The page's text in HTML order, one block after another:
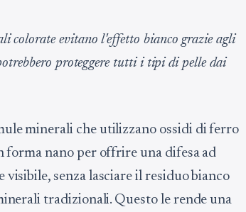
colorate evitano l'effetto bianco grazie agli
proteggere tutti i tipi di pelle dai
minerali che utilizzano ossidi di ferro
forma nano per offrire una difesa ad
senza lasciare il residuo bianco
tradizionali. Questo le rende una